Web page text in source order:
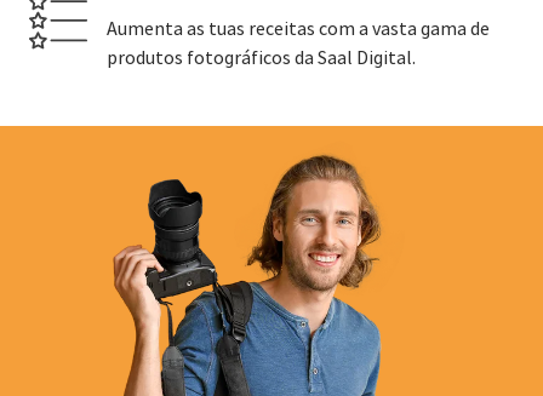
Aumenta as tuas receitas com a vasta gama de
produtos fotográficos da Saal Digital.